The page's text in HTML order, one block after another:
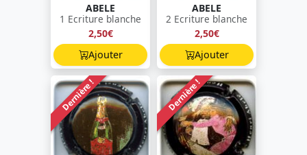
ABELE
1 Ecriture blanche
2,50€
Ajouter
ABELE
2 Ecriture blanche
2,50€
Ajouter
Dernière ! Dernière !